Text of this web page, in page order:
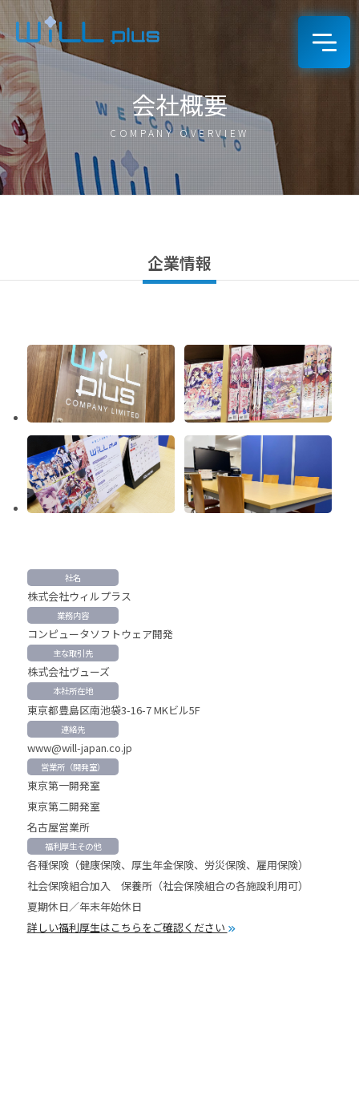
会社概要
COMPANY OVERVIEW
企業情報
社名
株式会社ウィルプラス
業務内容
コンピュータソフトウェア開発
主な取引先
株式会社ヴューズ
本社所在地
東京都豊島区南池袋3-16-7 MKビル5F
連絡先
www@will-japan.co.jp
営業所（開発室）
東京第一開発室
東京第二開発室
名古屋営業所
福利厚生その他
各種保険（健康保険、厚生年金保険、労災保険、雇用保険）
社会保険組合加入 保養所（社会保険組合の各施設利用可）
夏期休日／年末年始休日
詳しい福利厚生はこちらをご確認ください